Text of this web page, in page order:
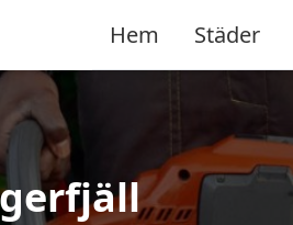
Hem Städer